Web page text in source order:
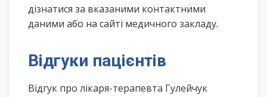
дізнатися за вказаними контактними
даними або на сайті медичного закладу.
Відгуки пацієнтів
Відгук про лікаря-терапевта Гулейчук